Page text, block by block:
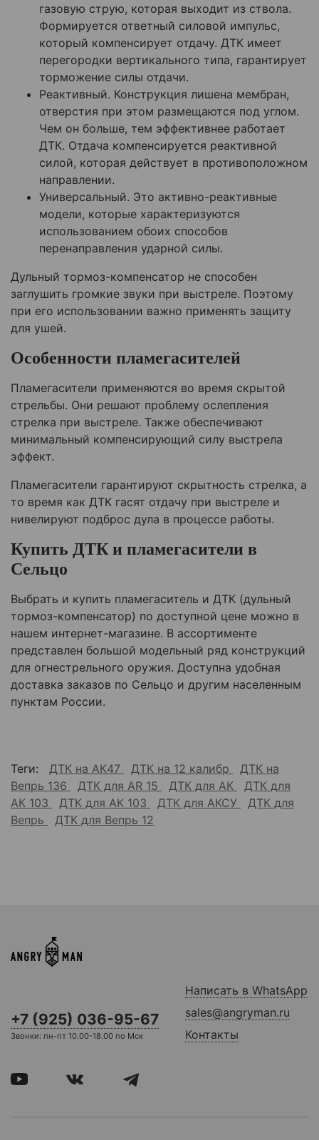
газовую струю, которая выходит из ствола.
Формируется ответный силовой импульс,
который компенсирует отдачу. ДТК имеет
перегородки вертикального типа, гарантирует
торможение силы отдачи.
Реактивный. Конструкция лишена мембран,
отверстия при этом размещаются под углом.
Чем он больше, тем эффективнее работает
ДТК. Отдача компенсируется реактивной
силой, которая действует в противоположном
направлении.
Универсальный. Это активно-реактивные
модели, которые характеризуются
использованием обоих способов
перенаправления ударной силы.
Дульный тормоз-компенсатор не способен
заглушить громкие звуки при выстреле. Поэтому
при его использовании важно применять защиту
для ушей.
Особенности пламегасителей
Пламегасители применяются во время скрытой
стрельбы. Они решают проблему ослепления
стрелка при выстреле. Также обеспечивают
минимальный компенсирующий силу выстрела
эффект.
Пламегасители гарантируют скрытность стрелка, а
то время как ДТК гасят отдачу при выстреле и
нивелируют подброс дула в процессе работы.
Купить ДТК и пламегасители в
Сельцо
Выбрать и купить пламегаситель и ДТК (дульный
тормоз-компенсатор) по доступной цене можно в
нашем интернет-магазине. В ассортименте
представлен большой модельный ряд конструкций
для огнестрельного оружия. Доступна удобная
доставка заказов по Сельцо и другим населенным
пунктам России.
Теги: ДТК на АК47 ДТК на 12 калибр
ДТК на
Вепрь 136
ДТК для AR 15 ДТК для АК
ДТК для
АК 103
ДТК для АК 103 ДТК для АКСУ
ДТК для
Вепрь
ДТК для Вепрь 12
+7 (925) 036-95-67
Звонки: пн-пт 10.00-18.00 по Мск
Написать в WhatsApp
sales@angryman.ru
Контакты